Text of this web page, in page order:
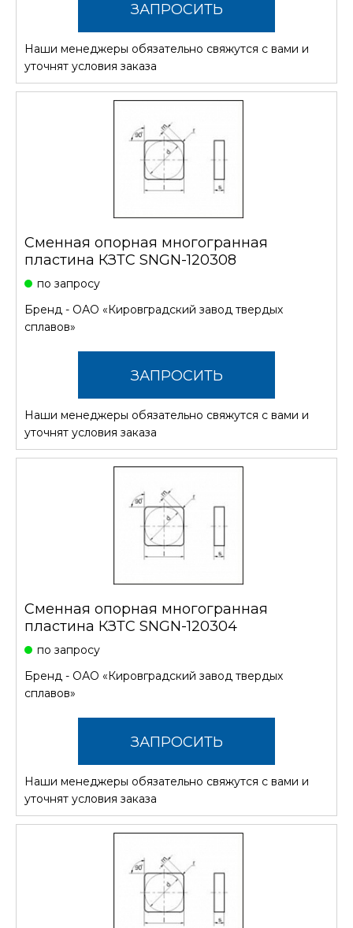
ЗАПРОСИТЬ
СТОИМОСТЬ
Наши менеджеры обязательно свяжутся с вами и
уточнят условия заказа
Сменная опорная многогранная
пластина КЗТС SNGN-120308
по запросу
Бренд - ОАО «Кировградский завод твердых
сплавов»
ЗАПРОСИТЬ
СТОИМОСТЬ
Наши менеджеры обязательно свяжутся с вами и
уточнят условия заказа
Сменная опорная многогранная
пластина КЗТС SNGN-120304
по запросу
Бренд - ОАО «Кировградский завод твердых
сплавов»
ЗАПРОСИТЬ
СТОИМОСТЬ
Наши менеджеры обязательно свяжутся с вами и
уточнят условия заказа